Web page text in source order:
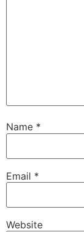
Name *
Email *
Website